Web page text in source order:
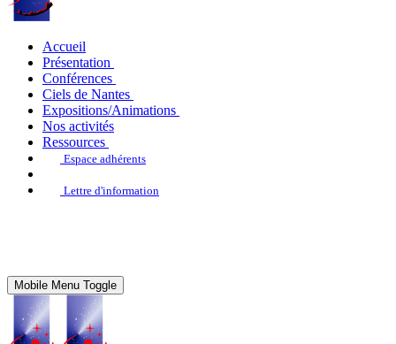
Accueil
Présentation
Conférences
Ciels de Nantes
Expositions/Animations
Nos activités
Ressources
Espace adhérents
Lettre d'information
Mobile Menu Toggle